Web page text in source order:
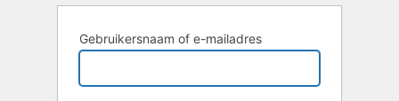
Gebruikersnaam of e-mailadres